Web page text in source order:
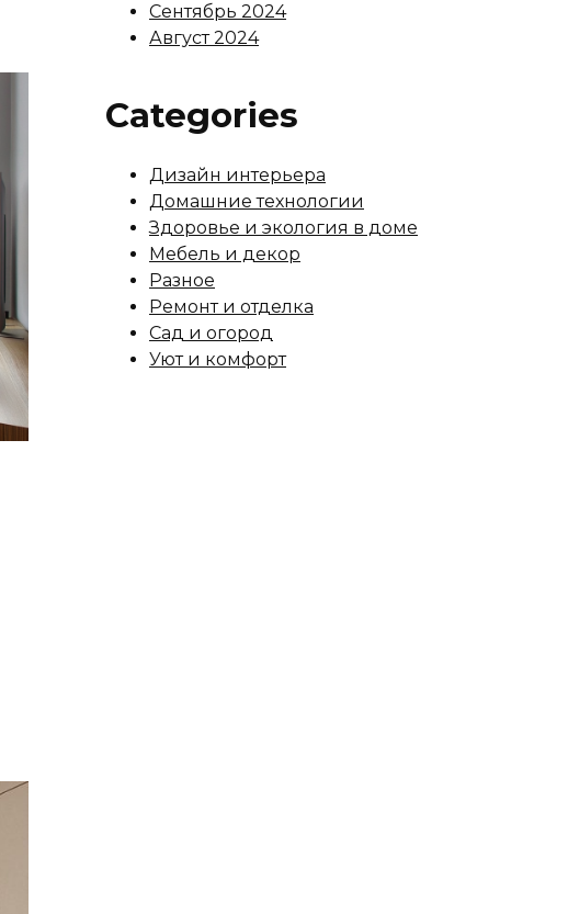
Сентябрь 2024
Август 2024
Categories
Дизайн интерьера
Домашние технологии
Здоровье и экология в доме
Мебель и декор
Разное
Ремонт и отделка
Сад и огород
Уют и комфорт